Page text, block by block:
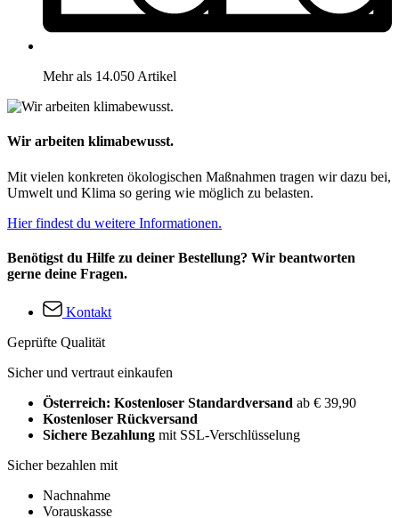
Mehr als 14.050 Artikel
Wir arbeiten klimabewusst.
Mit vielen konkreten ökologischen Maßnahmen tragen wir dazu bei,
Umwelt und Klima so gering wie möglich zu belasten.
Hier findest du weitere Informationen.
Benötigst du Hilfe zu deiner Bestellung? Wir beantworten
gerne deine Fragen.
Kontakt
Geprüfte Qualität
Sicher und vertraut einkaufen
Österreich: Kostenloser Standardversand ab € 39,90
Kostenloser Rückversand
Sichere Bezahlung mit SSL-Verschlüsselung
Sicher bezahlen mit
Nachnahme
Vorauskasse